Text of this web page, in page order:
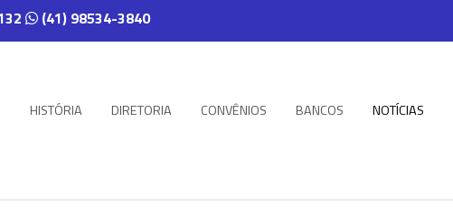
(41) 98534-3840
HISTÓRIA DIRETORIA CONVÊNIOS BANCOS NOTÍCIAS